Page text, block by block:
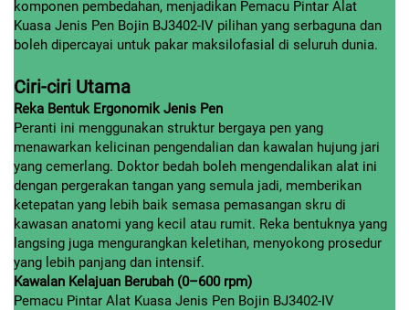
komponen pembedahan, menjadikan Pemacu Pintar Alat
Kuasa Jenis Pen Bojin BJ3402-IV pilihan yang serbaguna dan
boleh dipercayai untuk pakar maksilofasial di seluruh dunia.
Ciri-ciri Utama
Reka Bentuk Ergonomik Jenis Pen
Peranti ini menggunakan struktur bergaya pen yang
menawarkan kelicinan pengendalian dan kawalan hujung jari
yang cemerlang. Doktor bedah boleh mengendalikan alat ini
dengan pergerakan tangan yang semula jadi, memberikan
ketepatan yang lebih baik semasa pemasangan skru di
kawasan anatomi yang kecil atau rumit. Reka bentuknya yang
langsing juga mengurangkan keletihan, menyokong prosedur
yang lebih panjang dan intensif.
Kawalan Kelajuan Berubah (0–600 rpm)
Pemacu Pintar Alat Kuasa Jenis Pen Bojin BJ3402-IV